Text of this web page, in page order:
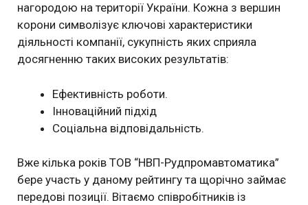
нагородою на території України. Кожна з вершин
корони символізує ключові характеристики
діяльності компанії, сукупність яких сприяла
досягненню таких високих результатів:
Ефективність роботи.
Інноваційний підхід
Соціальна відповідальність.
Вже кілька років ТОВ “НВП-Рудпромавтоматика”
бере участь у даному рейтингу та щорічно займає
передові позиції. Вітаємо співробітників із